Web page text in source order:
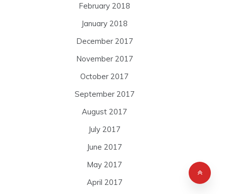
February 2018
January 2018
December 2017
November 2017
October 2017
September 2017
August 2017
July 2017
June 2017
May 2017
April 2017